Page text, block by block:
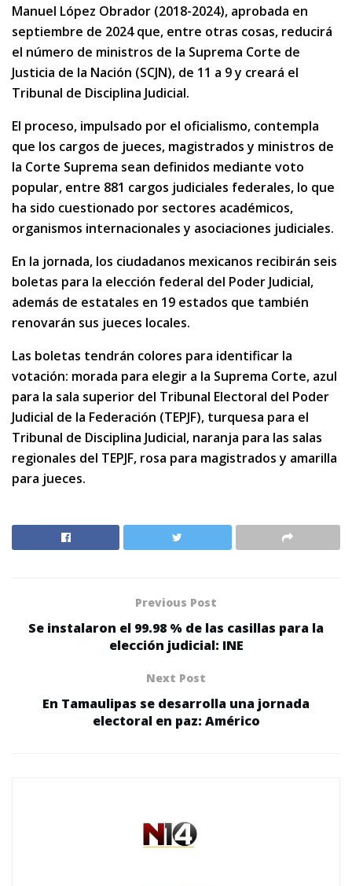
Manuel López Obrador (2018-2024), aprobada en
septiembre de 2024 que, entre otras cosas, reducirá
el número de ministros de la Suprema Corte de
Justicia de la Nación (SCJN), de 11 a 9 y creará el
Tribunal de Disciplina Judicial.
El proceso, impulsado por el oficialismo, contempla
que los cargos de jueces, magistrados y ministros de
la Corte Suprema sean definidos mediante voto
popular, entre 881 cargos judiciales federales, lo que
ha sido cuestionado por sectores académicos,
organismos internacionales y asociaciones judiciales.
En la jornada, los ciudadanos mexicanos recibirán seis
boletas para la elección federal del Poder Judicial,
además de estatales en 19 estados que también
renovarán sus jueces locales.
Las boletas tendrán colores para identificar la
votación: morada para elegir a la Suprema Corte, azul
para la sala superior del Tribunal Electoral del Poder
Judicial de la Federación (TEPJF), turquesa para el
Tribunal de Disciplina Judicial, naranja para las salas
regionales del TEPJF, rosa para magistrados y amarilla
para jueces.
Previous Post
Se instalaron el 99.98 % de las casillas para la
elección judicial: INE
Next Post
En Tamaulipas se desarrolla una jornada
electoral en paz: Américo